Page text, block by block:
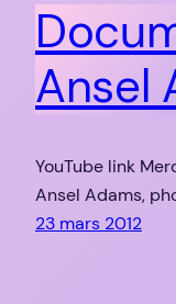
Ansel
YouTube link
Ansel Adams,
23 mars 2012